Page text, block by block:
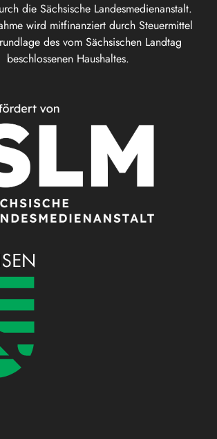
die Sächsische Landesmedienanstalt.
wird mitfinanziert durch Steuermittel
des vom Sächsischen Landtag
beschlossenen Haushaltes.